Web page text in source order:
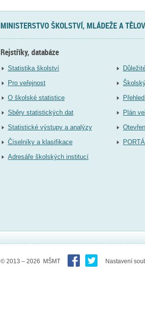
MINISTERSTVO ŠKOLSTVÍ, MLÁDEŽE A
Rejstříky, databáze
Statistika školství
Pro veřejnost
O školské statistice
Sběry statistických dat
Statistické výstupy a analýzy
Číselníky a klasifikace
Adresáře školských institucí
Plán
© 2013 – 2026 MŠMT Nastavení